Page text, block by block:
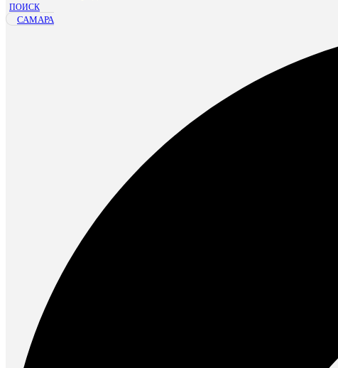
ПОИСК
САМАРА